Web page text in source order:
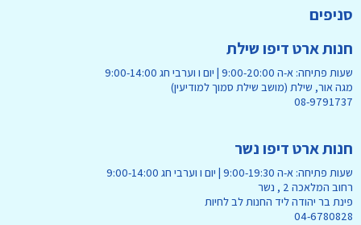
סניפים
חנות ארט דיפו שילת
שעות פתיחה: א-ה 9:00-20:00 | יום ו וערבי חג 9:00-14:00
מגה אור, שילת (מושב שילת סמוך למודיעין)
08-9791737
חנות ארט דיפו נשר
שעות פתיחה: א-ה 9:00-19:30 | יום ו וערבי חג 9:00-14:00
רחוב המלאכה 2 , נשר
פינת בר יהודה ליד החנות לב לחיות
04-6780828